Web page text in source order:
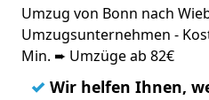
Umzug von Bonn nach
Umzugsunternehmen -
Min. ➨ Umzüge ab 82€
✓ Wir helfen Ihnen,